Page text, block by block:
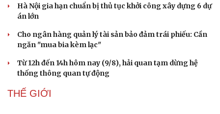
Thông tin doanh nghiệp
Doanh nghiệp 24h
Vì cộng đồng
Sành điệu
Chuyển đổi số
Hà Nội gia hạn chuẩn bị thủ tục khởi công xây dựng 6 dự
án lớn
Cho ngân hàng quản lý tài sản bảo đảm trái phiếu: Cần
ngăn "mua bia kèm lạc"
Từ 12h đến 14h hôm nay (9/8), hải quan tạm dừng hệ
thống thông quan tự động
THẾ GIỚI